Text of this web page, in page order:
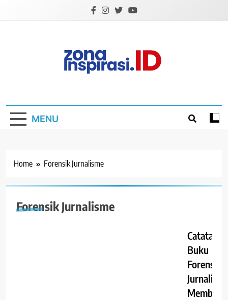
MENU
Home Forensik Jurnalisme
Forensik Jurnalisme
Catatan
Buku
Forensik